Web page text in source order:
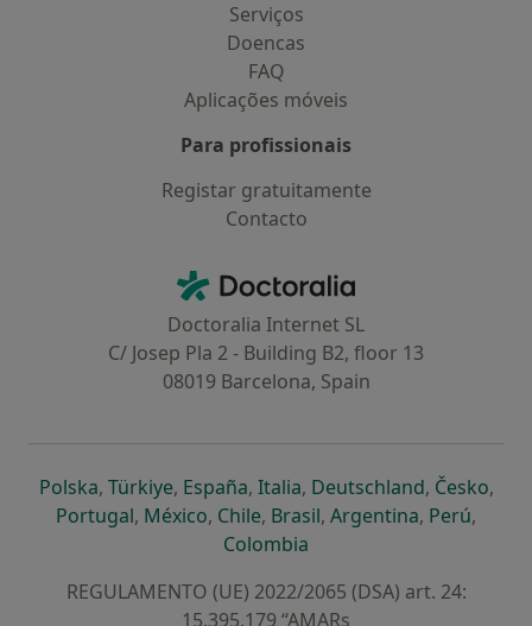
Serviços
Doencas
FAQ
Aplicações móveis
Para profissionais
Registar gratuitamente
Contacto
Doctoralia - Homepage
Doctoralia Internet SL
C/ Josep Pla 2 - Building B2, floor 13
08019 Barcelona, Spain
Polskaabre num novo separador
, Türkiyeabre num novo separador
, Españaabre num novo separador
, Italiaabre num novo
, Deutschlandabre num
, Česko,
Portugalabre num novo separador
, Méxicoabre num novo separador
, Chileabre num novo separador
, Brasilabre num novo
, Argentinaabre num
, Perúabre
,
Colombia
REGULAMENTO (UE) 2022/2065 (DSA) art. 24:
15.395.179 “AMARs